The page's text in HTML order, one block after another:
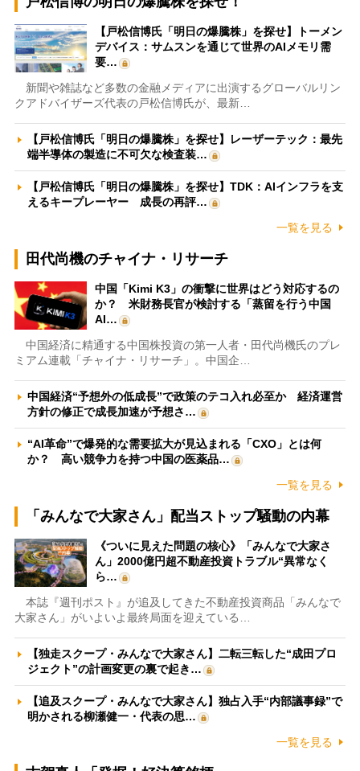
【戸松信博氏「明日の爆騰株」を探せ】トーメン
デバイス：サムスンを通じて世界のAIメモリ需
要…
新聞や雑誌など多数の金融メディアに出演するグローバルリン
クアドバイザーズ代表の戸松信博氏が、最新…
【戸松信博氏「明日の爆騰株」を探せ】レーザーテック：最先
端半導体の製造に不可欠な検査装…
【戸松信博氏「明日の爆騰株」を探せ】TDK：AIインフラを支
えるキープレーヤー 成長の再評…
一覧を見る
田代尚機のチャイナ・リサーチ
中国「Kimi K3」の衝撃に世界はどう対応するの
か？ 米財務長官が検討する「蒸留を行う中国
AI…
中国経済に精通する中国株投資の第一人者・田代尚機氏のプレ
ミアム連載「チャイナ・リサーチ」。中国企…
中国経済“予想外の低成長”で政策のテコ入れ必至か 経済運営
方針の修正で成長加速が予想さ…
“AI革命”で爆発的な需要拡大が見込まれる「CXO」とは何
か？ 高い競争力を持つ中国の医薬品…
一覧を見る
「みんなで大家さん」配当ストップ騒動の内幕
《ついに見えた問題の核心》「みんなで大家さ
ん」2000億円超不動産投資トラブル“異常なく
ら…
本誌『週刊ポスト』が追及してきた不動産投資商品「みんなで
大家さん」がいよいよ最終局面を迎えている…
【独走スクープ・みんなで大家さん】二転三転した“成田プロ
ジェクト”の計画変更の裏で起き…
【追及スクープ・みんなで大家さん】独占入手“内部議事録”で
明かされる柳瀬健一・代表の思…
一覧を見る